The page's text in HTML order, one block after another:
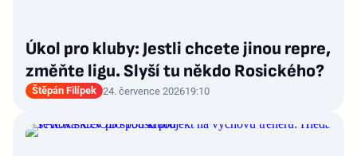
Úkol pro kluby: Jestli chcete jinou repre,
změňte ligu. Slyší tu někdo Rosického?
Štěpán Filípek 24. července 202619:10